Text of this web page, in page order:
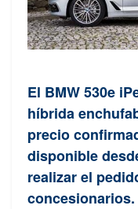
El BMW 530e
híbrida
precio
disponible
realizar el
concesionarios.